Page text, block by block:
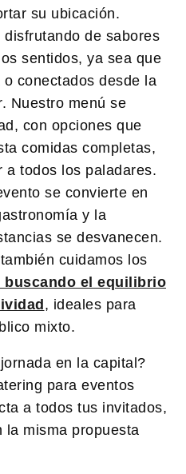
su ubicación.
disfrutando de sabores
sentidos, ya sea que
conectados desde la
Nuestro menú se
con opciones que
comidas completas,
a todos los paladares.
se convierte en
y la
se desvanecen.
cuidamos los
buscando el equilibrio
, ideales para
mixto.
en la capital?
para eventos
a todos tus invitados,
la misma propuesta